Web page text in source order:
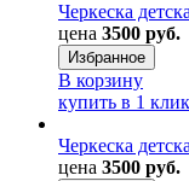
Черкеска
цена 3500 руб.
Избранное
В корзину
купить в 1 клик
Черкеска
цена 3500 руб.